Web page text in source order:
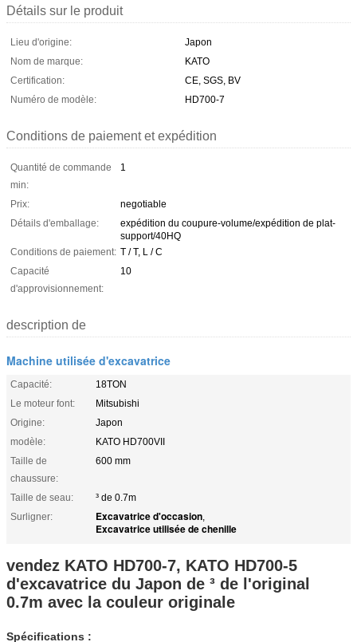
Détails sur le produit
Lieu d'origine:
Japon
Nom de marque:
KATO
Certification:
CE, SGS, BV
Numéro de modèle:
HD700-7
Conditions de paiement et expédition
Quantité de commande
min:
1
Prix:
negotiable
Détails d'emballage:
expédition du coupure-volume/expédition de plat-
support/40HQ
Conditions de paiement: T / T, L / C
Capacité
d'approvisionnement:
10
description de
Machine utilisée d'excavatrice
Capacité:
18TON
Le moteur font:
Mitsubishi
Origine:
Japon
modèle:
KATO HD700VII
Taille de
chaussure:
600 mm
Taille de seau:
³ de 0.7m
Surligner:
Excavatrice d'occasion,
Excavatrice utilisée de chenille
vendez KATO HD700-7, KATO HD700-5
d'excavatrice du Japon de ³ de l'original
0.7m avec la couleur originale
Spécifications :